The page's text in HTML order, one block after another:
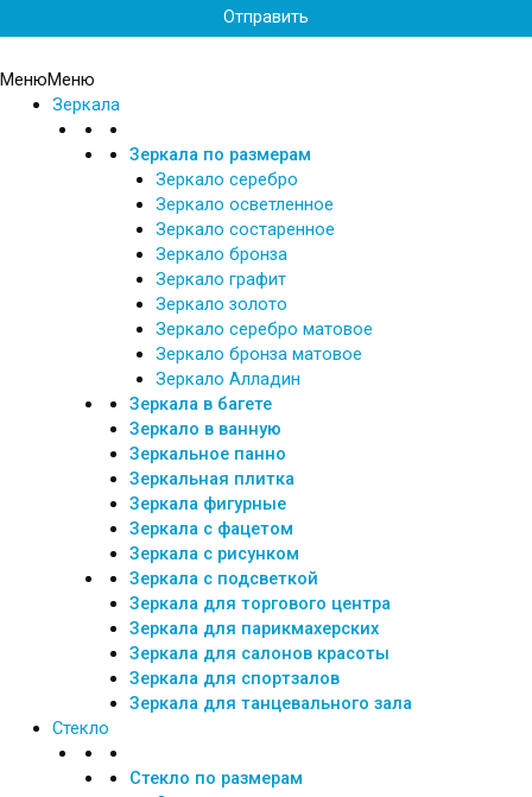
МенюМеню
Зеркала
Зеркала по размерам
Зеркало серебро
Зеркало осветленное
Зеркало состаренное
Зеркало бронза
Зеркало графит
Зеркало золото
Зеркало серебро матовое
Зеркало бронза матовое
Зеркало Алладин
Зеркала в багете
Зеркало в ванную
Зеркальное панно
Зеркальная плитка
Зеркала фигурные
Зеркала с фацетом
Зеркала с рисунком
Зеркала с подсветкой
Зеркала для торгового центра
Зеркала для парикмахерских
Зеркала для салонов красоты
Зеркала для спортзалов
Зеркала для танцевального зала
Стекло
Стекло по размерам